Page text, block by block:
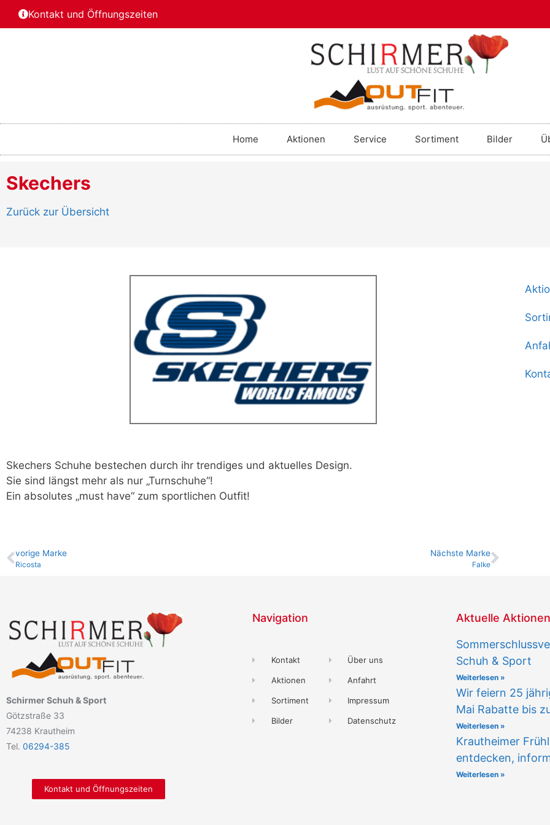
Kontakt und Öffnungszeiten
Home Aktionen Service Sortiment Bilder
Skechers
Zurück zur Übersicht
Skechers Schuhe bestechen durch ihr trendiges und aktuelles Design.
Sie sind längst mehr als nur „Turnschuhe“!
Ein absolutes „must have“ zum sportlichen Outfit!
vo­ri­ge Marke
Ricosta
Nächste Marke
Falke
Schirmer Schuh & Sport
Götzstraße 33
74238 Krautheim
Tel. 06294-385
Kontakt und Öffnungszeiten
Navigation
Kontakt
Aktionen
Sortiment
Bilder
Über uns
Anfahrt
Impressum
Datenschutz
Aktuelle Aktionen
Schuh & Sport
Weiterlesen »
Wir feiern 25
Mai Rabatte bis
Weiterlesen »
Krautheimer
entdecken,
Weiterlesen »